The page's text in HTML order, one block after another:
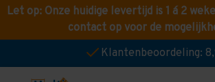
Let op: Onze huidige levertijd is 1 á 2
contact op voor de
Klantenbeoordeling: